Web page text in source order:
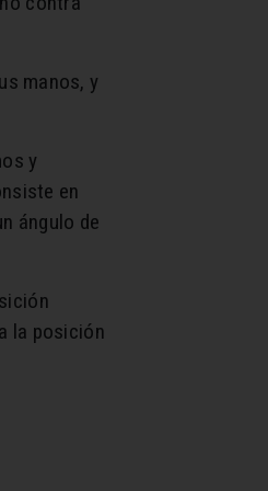
manos, y
y
en
ángulo de
la posición